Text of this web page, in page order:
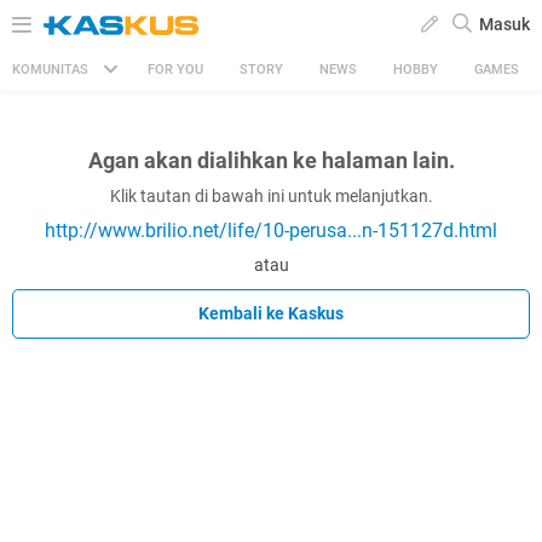
Masuk
KOMUNITAS FOR YOU STORY NEWS HOBBY GAMES
Agan akan dialihkan ke halaman lain.
Klik tautan di bawah ini untuk melanjutkan.
http://www.brilio.net/life/10-perusa...n-151127d.html
atau
Kembali ke Kaskus